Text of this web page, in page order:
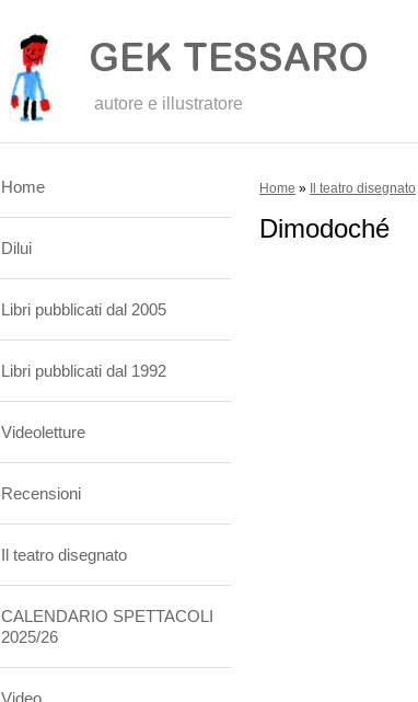
autore e illustratore
Home » Il teatro disegnato
Dimodoché
Home
Dilui
Libri pubblicati dal 2005
Libri pubblicati dal 1992
Videoletture
Recensioni
Il teatro disegnato
CALENDARIO SPETTACOLI
2025/26
Video